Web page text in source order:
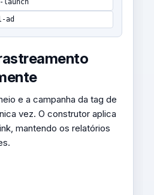
launch
ad
e a campanha da tag de
vez. O construtor aplica
mantendo os relatórios